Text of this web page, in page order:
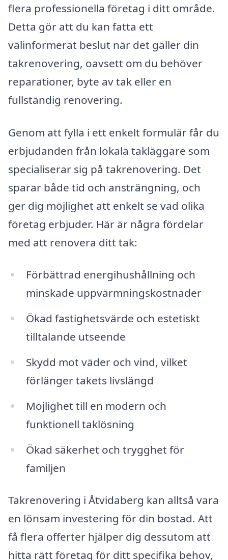
flera professionella företag i ditt område.
Detta gör att du kan fatta ett
välinformerat beslut när det gäller din
takrenovering, oavsett om du behöver
reparationer, byte av tak eller en
fullständig renovering.
Genom att fylla i ett enkelt formulär får du
erbjudanden från lokala takläggare som
specialiserar sig på takrenovering. Det
sparar både tid och ansträngning, och
ger dig möjlighet att enkelt se vad olika
företag erbjuder. Här är några fördelar
med att renovera ditt tak:
Förbättrad energihushållning och
minskade uppvärmningskostnader
Ökad fastighetsvärde och estetiskt
tilltalande utseende
Skydd mot väder och vind, vilket
förlänger takets livslängd
Möjlighet till en modern och
funktionell taklösning
Ökad säkerhet och trygghet för
familjen
Takrenovering i Åtvidaberg kan alltså vara
en lönsam investering för din bostad. Att
få flera offerter hjälper dig dessutom att
hitta rätt företag för ditt specifika behov,